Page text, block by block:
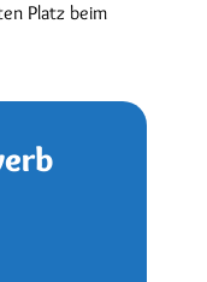
Platz beim